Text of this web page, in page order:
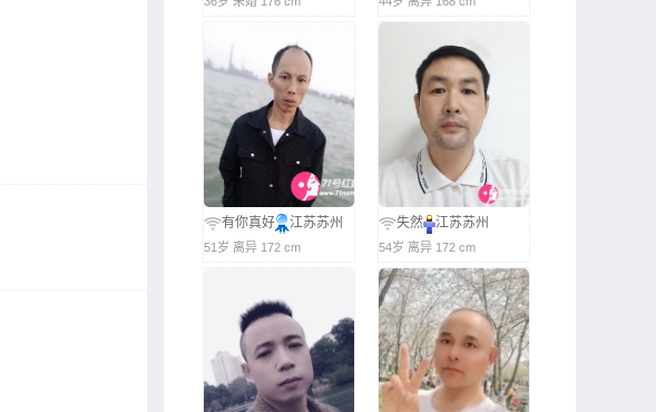
有你真好 江苏苏州
51岁 离异 172 cm
失然 江苏苏州
54岁 离异 172 cm